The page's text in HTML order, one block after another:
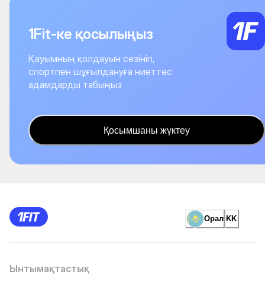
1Fit-ке қосылыңыз
Қауымның қолдауын сезініп,
спортпен шұғылдануға ниеттес
адамдарды табыңыз
Қосымшаны жүктеу
Орал KK
Ынтымақтастық